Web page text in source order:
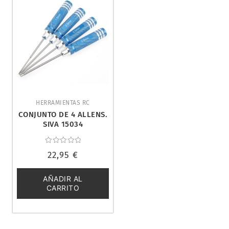
HERRAMIENTAS RC
CONJUNTO DE 4 ALLENS.
SIVA 15034
con
de
5
22,95€
AÑADIR AL
CARRITO